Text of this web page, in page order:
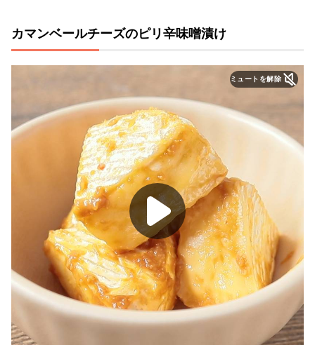
カマンベールチーズのピリ辛味噌漬け
ミュートを解除